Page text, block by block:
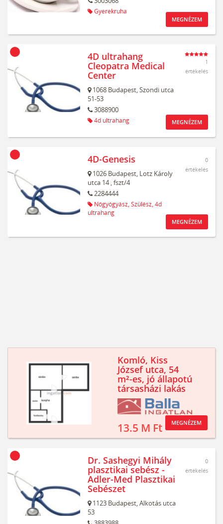
Gyerekruha
MEGNÉZEM
4D ultrahang
Cleopatra Medical
Center
1068 Budapest,Szondi utca
51-53
3088900
4d ultrahang
1
értékelés
MEGNÉZEM
4D-Genesis
1026 Budapest, Lotz Károly
utca 14, fszt/4
2284444
Nőgyógyász, Szülész, 4d
ultrahang
0
értékelés
MEGNÉZEM
Komló, Kiss
József utca, 54
m²-es, jó állapotú
társasházi lakás
13.5 M Ft MEGNÉZEM
Dr. Sashegyi Mihály
plasztikai sebész -
Adler-Med Plasztikai
Sebészet
1123 Budapest,Alkotás utca
53
0
értékelés